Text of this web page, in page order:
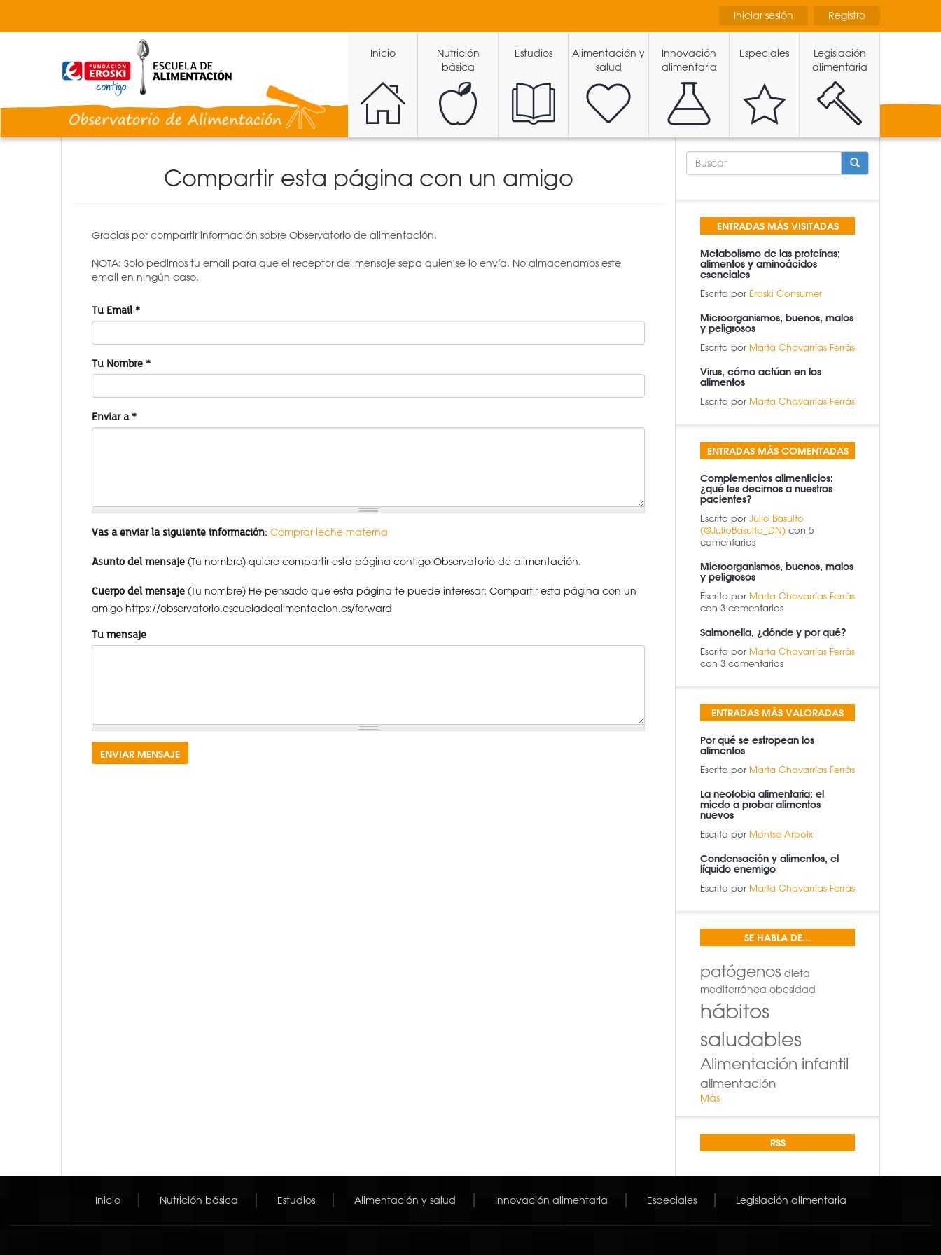
contenido
Iniciar sesión Registro
Inicio
Nutrición
básica
Estudios
Alimentación y
salud
Innovación
alimentaria
Especiales
Legislación
alimentaria
Compartir esta página con un amigo
Gracias por compartir información sobre Observatorio de alimentación.
NOTA: Solo pedimos tu email para que el receptor del mensaje sepa quien se lo envía. No almacenamos este
email en ningún caso.
Tu Email *
Tu Nombre *
Enviar a *
Vas a enviar la siguiente información: Comprar leche materna
Asunto del mensaje (Tu nombre) quiere compartir esta página contigo Observatorio de alimentación.
Cuerpo del mensaje (Tu nombre) He pensado que esta página te puede interesar: Compartir esta página con un
amigo https://observatorio.escueladealimentacion.es/forward
Tu mensaje
ENVIAR MENSAJE
FORMULARIO
DE
ENTRADAS MÁS VISITADAS
Metabolismo de las proteínas;
alimentos y aminoácidos
esenciales
Escrito por Eroski Consumer
Microorganismos, buenos, malos
y peligrosos
Escrito por Marta Chavarrías Ferràs
Virus, cómo actúan en los
alimentos
Escrito por Marta Chavarrías Ferràs
ENTRADAS MÁS COMENTADAS
Complementos alimenticios:
¿qué les decimos a nuestros
pacientes?
Escrito por Julio Basulto
(@JulioBasulto_DN) con 5
comentarios
Microorganismos, buenos, malos
y peligrosos
Escrito por Marta Chavarrías Ferràs
con 3 comentarios
Salmonella, ¿dónde y por qué?
Escrito por Marta Chavarrías Ferràs
con 3 comentarios
ENTRADAS MÁS VALORADAS
Por qué se estropean los
alimentos
Escrito por Marta Chavarrías Ferràs
La neofobia alimentaria: el
miedo a probar alimentos
nuevos
Escrito por Montse Arboix
Condensación y alimentos, el
líquido enemigo
Escrito por Marta Chavarrías Ferràs
SE HABLA DE...
patógenos dieta
mediterránea obesidad
hábitos
saludables
Alimentación infantil
alimentación
Más
RSS
Inicio Nutrición básica Estudios Alimentación y salud Innovación alimentaria Especiales Legislación alimentaria